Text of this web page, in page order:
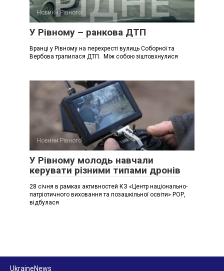
Новини Рівного
У Рівному – ранкова ДТП
Вранці у Рівному на перехресті вулиць Соборної та
Вербова трапилася ДТП. Між собою зіштовхнулися
Новини Рівного
У Рівному молодь навчали
керувати різними типами дронів
28 січня в рамках активностей КЗ «Центр національно-
патріотичного виховання та позашкільної освіти» РОР,
відбулася
UkraineNews